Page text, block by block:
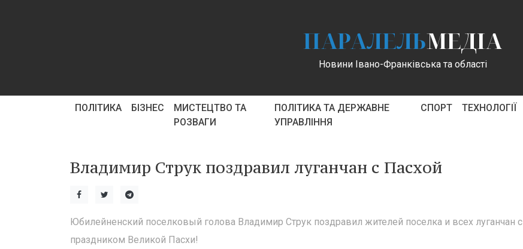
ПАРАЛЕЛЬМЕДІА
Новини Івано-Франківська та області
ПОЛІТИКА БІЗНЕС
МИСТЕЦТВО ТА
РОЗВАГИ
ПОЛІТИКА ТА ДЕРЖАВНЕ
УПРАВЛІННЯ
СПОРТ ТЕХНОЛОГІЇ
Владимир Струк поздравил луганчан с Пасхой
Юбилейненский поселковый голова Владимир Струк поздравил жителей поселка и всех луганчан с
праздником Великой Пасхи!